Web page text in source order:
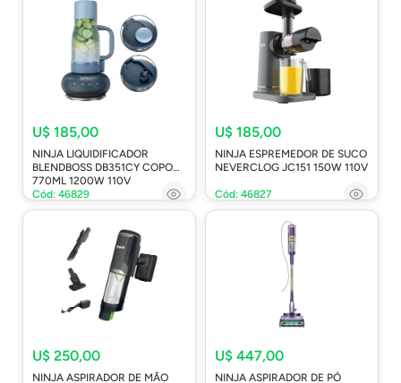
U$ 185,00
NINJA LIQUIDIFICADOR
BLENDBOSS DB351CY COPO
770ML 1200W 110V
Cód: 46829
U$ 185,00
NINJA ESPREMEDOR DE SUCO
NEVERCLOG JC151 150W 110V
Cód: 46827
U$ 250,00
NINJA ASPIRADOR DE MÃO
U$ 447,00
NINJA ASPIRADOR DE PÓ